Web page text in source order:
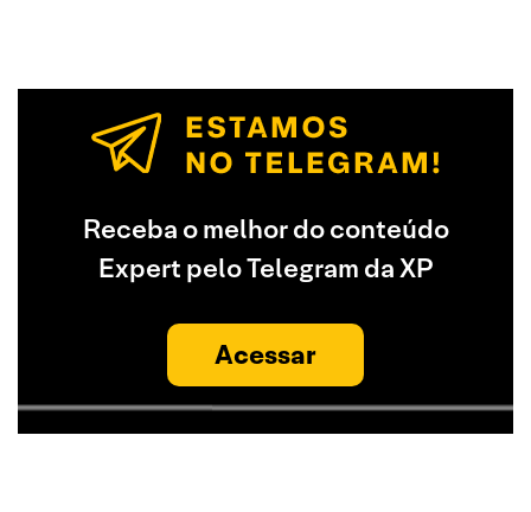
Receba o melhor do conteúdo
Expert pelo Telegram da XP
Acessar